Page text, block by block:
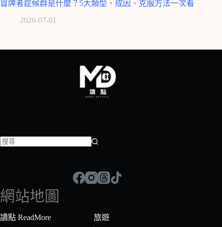
冒牌者症候群是什麼？5大類型、成因、克服方法一次看
2026-07-01
符
合
條
網站地圖
讀點 ReadMore
旅遊